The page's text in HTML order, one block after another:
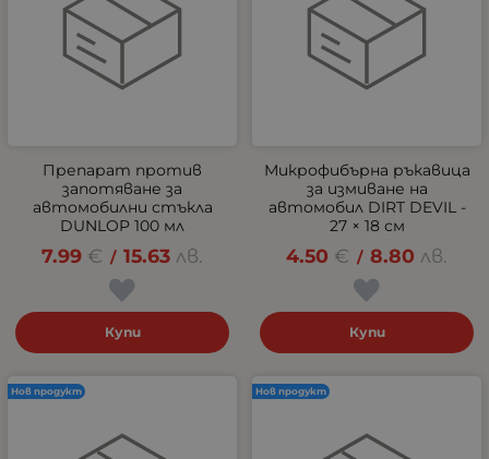
Препарат против
запотяване за
автомобилни стъкла
DUNLOP 100 мл
7.99 € / 15.63 лв.
Купи
Микрофибърна ръкавица
за измиване на
автомобил DIRT DEVIL -
27 × 18 см
4.50 € / 8.80 лв.
Купи
Нов продукт Нов продукт